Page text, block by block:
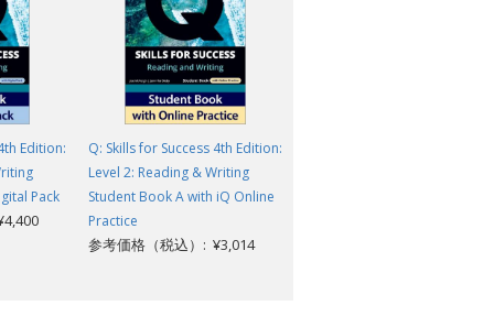
Edition:
Pack
Q: Skills for Success 4th Edition:
Level 2: Reading & Writing
Student Book A with iQ Online
Practice
参考価格（税込）: ¥3,014